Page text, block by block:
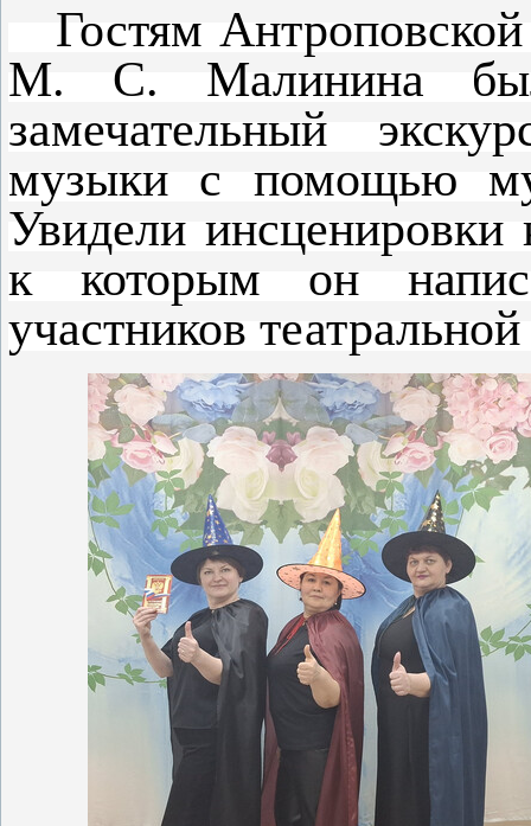
Гостям
М. С. Малинина
замечательный
музыки с помощью
Увидели
к которым он
участников